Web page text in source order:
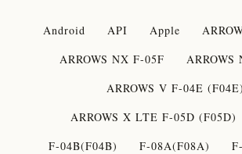
Android API Apple
ARROWS NX F-05F
ARROWS
ARROWS V F-04E (F04E)
ARROWS X LTE F-05D (F05D)
F-04B(F04B)
F-08A(F08A)